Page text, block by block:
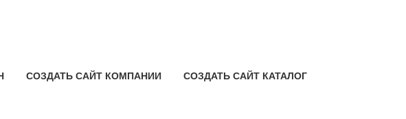
СОЗДАТЬ САЙТ КОМПАНИИ СОЗДАТЬ САЙТ КАТАЛОГ